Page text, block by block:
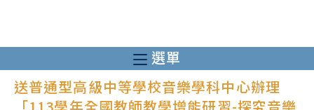
至
主
要
選單
送普通型高級中等學校音樂學科中心辦理